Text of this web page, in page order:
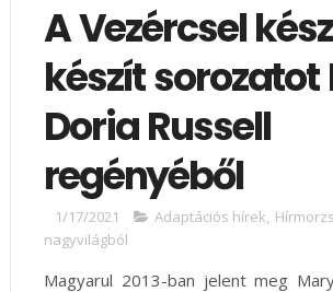
A Vezércsel
készít
Doria Russell
regényéből
1/17/2021 Adaptációs hírek,
nagyvilágból
Magyarul 2013-ban jelent meg